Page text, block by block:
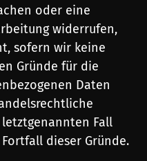
oder eine
widerrufen,
sofern wir keine
Gründe für die
Daten
Fall
dieser Gründe.